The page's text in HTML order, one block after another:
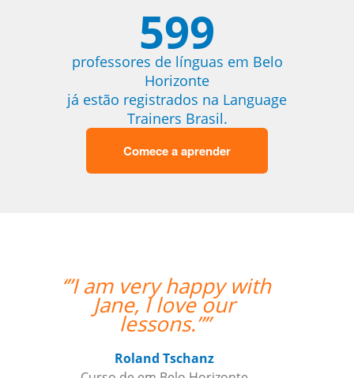
599
professores de línguas em Belo
Horizonte
já estão registrados na Language
Trainers Brasil.
Comece a aprender
“”Working with Jane
was fantastic. ””
Curso de Português em Belo